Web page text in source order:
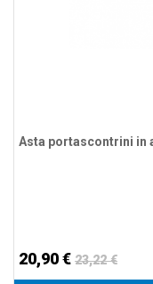
Asta portascontrini in
20,90 € 23,22 €